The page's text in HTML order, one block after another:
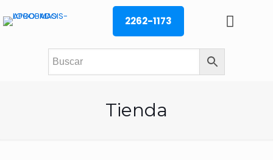
2262-1173
Tienda